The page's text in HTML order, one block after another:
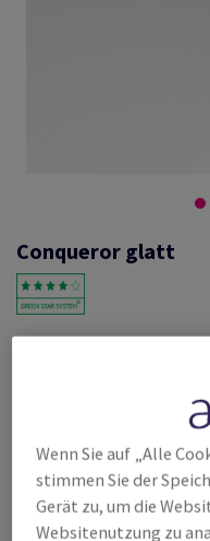
Conqueror glatt
#601255
Conqueror Wove, oyster,
woodfree ECF with 15%
Paket zu 250 Bogen/Blatt,
Weitere
Listenpreis
23,91% Rabatt
Wenn Sie auf „Alle
stimmen Sie der
Gerät zu, um die
Websitenutzung zu